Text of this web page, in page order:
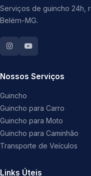
Serviços de guincho 24h,
Belém-MG.
Nossos Serviços
Guincho
Guincho para Carro
Guincho para Moto
Guincho para Caminhão
Transporte de Veículos
Links Úteis